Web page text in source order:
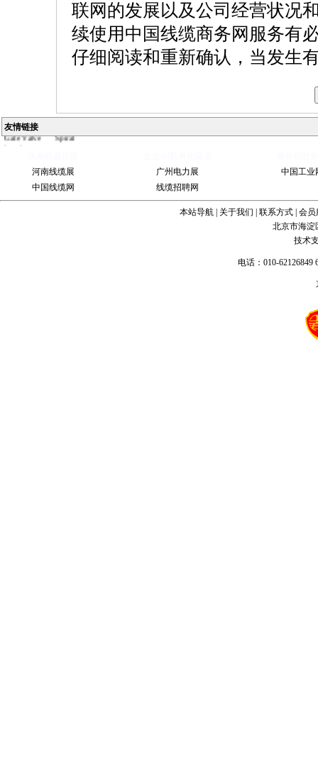
联网的发展以及公司经营状况
续使用中国线缆商务网服务有
仔细阅读和重新确认，当发生
友情链接
industrial
steel pipe
Gate Valve
bevel
河南线缆展
广州电力展
中国工业
中国线缆网
线缆招聘网
本站导航 关于我们 联系方式 会员
北京市海淀
技术
电话：010-62126849